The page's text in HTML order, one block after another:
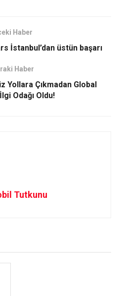
Haber
İstanbul’dan üstün başarı
Haber
Yollara Çıkmadan Global
Odağı Oldu!
Tutkunu